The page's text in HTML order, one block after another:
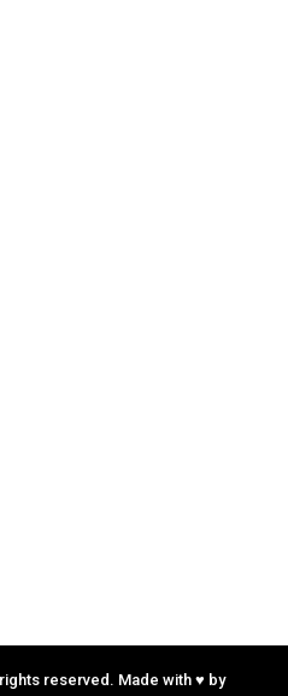
reserved. Made with ♥ by